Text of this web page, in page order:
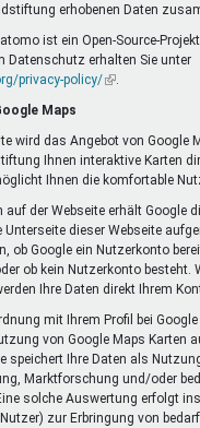
erhobenen Daten
ist ein Open-Source-
Datenschutz erhalten Sie unter
privacy-policy/(Link
Maps
wird das Angebot von Google
Ihnen interaktive Karten
Ihnen die komfortable
auf der Webseite erhält Google
Unterseite dieser Webseite
ob Google ein Nutzerkonto
ob kein Nutzerkonto besteht.
Ihre Daten direkt Ihrem
mit Ihrem Profil bei
von Google Maps Karten
speichert Ihre Daten als
Marktforschung und/oder
solche Auswertung erfolgt
zur Erbringung von